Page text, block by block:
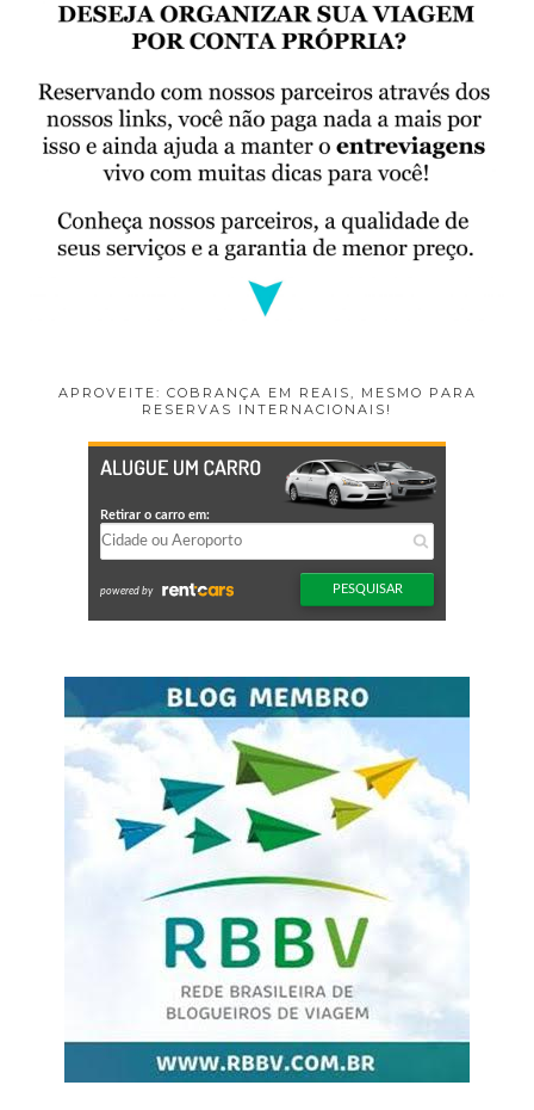
APROVEITE: COBRANÇA EM REAIS, MESMO PARA
RESERVAS INTERNACIONAIS!